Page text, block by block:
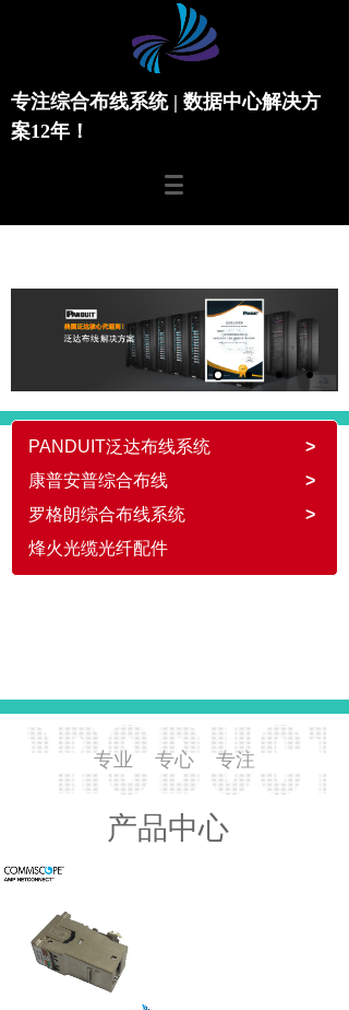
专注综合布线系统 | 数据中心解决方
案12年！
PANDUIT泛达布线系统
>
康普安普综合布线
>
罗格朗综合布线系统
>
烽火光缆光纤配件
专业 专心 专注
产品中心